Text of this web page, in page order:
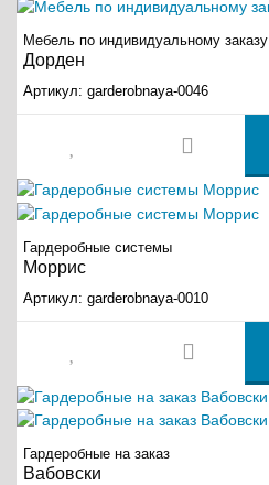
Мебель по индивидуальному заказу
Дорден
Артикул: garderobnaya-0046
Гардеробные системы
Моррис
Артикул: garderobnaya-0010
Гардеробные на заказ
Вабовски